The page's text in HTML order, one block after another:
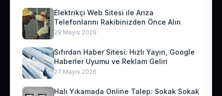
Elektrikçi Web Sitesi ile Arıza
Telefonlarını Rakibinizden Önce Alın
28 Mayıs 2026
Sıfırdan Haber Sitesi: Hızlı Yayın, Google
Haberler Uyumu ve Reklam Geliri
27 Mayıs 2026
Halı Yıkamada Online Talep: Sokak Sokak